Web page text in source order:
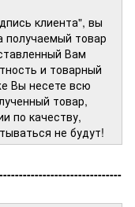
клиента", вы
получаемый товар
Вам
и товарный
Вы несете всю
товар,
по качеству,
не будут!